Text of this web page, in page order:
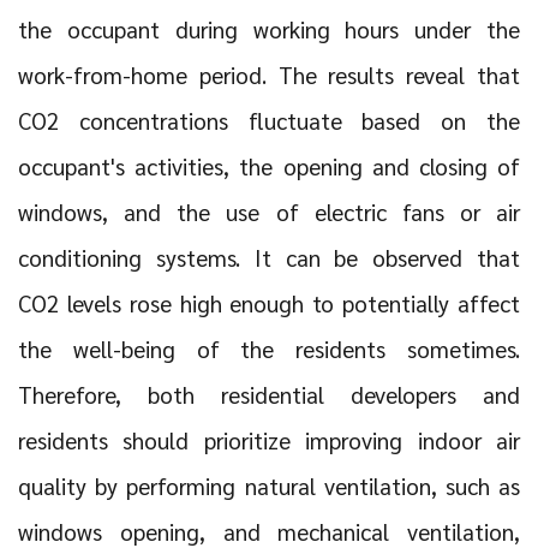
the occupant during working hours under the
work-from-home period. The results reveal that
CO2 concentrations fluctuate based on the
occupant's activities, the opening and closing of
windows, and the use of electric fans or air
conditioning systems. It can be observed that
CO2 levels rose high enough to potentially affect
the well-being of the residents sometimes.
Therefore, both residential developers and
residents should prioritize improving indoor air
quality by performing natural ventilation, such as
windows opening, and mechanical ventilation,